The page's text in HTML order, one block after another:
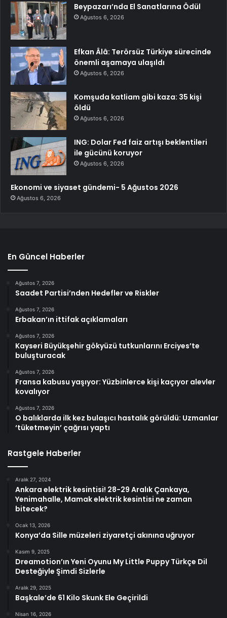
Beypazarı’nda El Sanatlarına Ödül
Ağustos 6, 2026
Efkan Âlâ: Terörsüz Türkiye sürecinde
önemli aşamaya ulaşıldı
Ağustos 6, 2026
Komşuda katliam gibi kaza: 35 kişi
öldü
Ağustos 6, 2026
ING: Dolar Fed faiz artışı beklentileri
ile gücünü koruyor
Ağustos 6, 2026
Ekonomi ve siyaset gündemi- 5 Ağustos 2026
Ağustos 6, 2026
En Güncel Haberler
Ağustos 7, 2026
Saadet Partisi’nden Hedefler ve Riskler
Ağustos 7, 2026
Erbakan’ın ittifak açıklamaları
Ağustos 7, 2026
Kayseri Büyükşehir gökyüzü tutkunlarını Erciyes’te
buluşturacak
Ağustos 7, 2026
Fransa kabusu yaşıyor: Yüzbinlerce kişi kaçıyor alevler
kovalıyor
Ağustos 7, 2026
O balıklarda ilk kez bulaşıcı hastalık görüldü: Uzmanlar
‘tüketmeyin’ çağrısı yaptı
Rastgele Haberler
Aralık 27, 2024
Ankara elektrik kesintisi! 28-29 Aralık Çankaya,
Yenimahalle, Mamak elektrik kesintisi ne zaman
bitecek?
Ocak 13, 2026
Konya’da Sille müzeleri ziyaretçi akınına uğruyor
Kasım 9, 2025
Dreamotion’ın Yeni Oyunu My Little Puppy Türkçe Dil
Desteğiyle Şimdi Sizlerle
Aralık 29, 2025
Başkale’de 61 Kilo Skunk Ele Geçirildi
Nisan 16, 2026